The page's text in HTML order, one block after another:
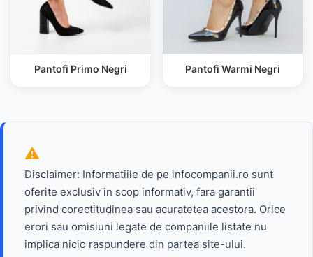
Pantofi Primo Negri Pantofi Warmi Negri
Disclaimer: Informatiile de pe infocompanii.ro sunt
oferite exclusiv in scop informativ, fara garantii
privind corectitudinea sau acuratetea acestora. Orice
erori sau omisiuni legate de companiile listate nu
implica nicio raspundere din partea site-ului.